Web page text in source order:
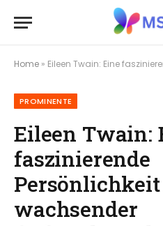
Home » Eileen Twain: Eine faszinierende
PROMINENTE
Eileen Twain:
faszinierende
wachsender